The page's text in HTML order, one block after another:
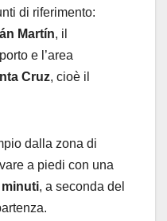
di riferimento:
Martín, il
e l’area
Cruz, cioè il
dalla zona di
a piedi con una
minuti, a seconda del